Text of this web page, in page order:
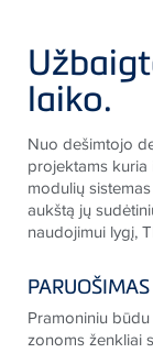
laiko.
Nuo dešimtojo
projektams
modulių
aukštą jų
naudojimui lygį,
Pramoniniu
zonoms ženkliai